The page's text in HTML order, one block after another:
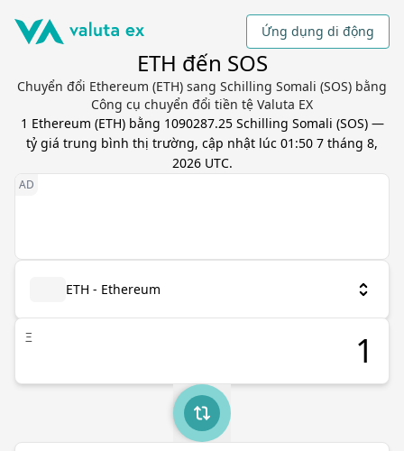
Ứng dụng di động
ETH đến SOS
Chuyển đổi Ethereum (ETH) sang Schilling Somali (SOS) bằng
Công cụ chuyển đổi tiền tệ Valuta EX
1 Ethereum (ETH) bằng 1090287.25 Schilling Somali (SOS) —
tỷ giá trung bình thị trường, cập nhật lúc 01:50 7 tháng 8,
2026 UTC.
ETH - Ethereum
Ξ